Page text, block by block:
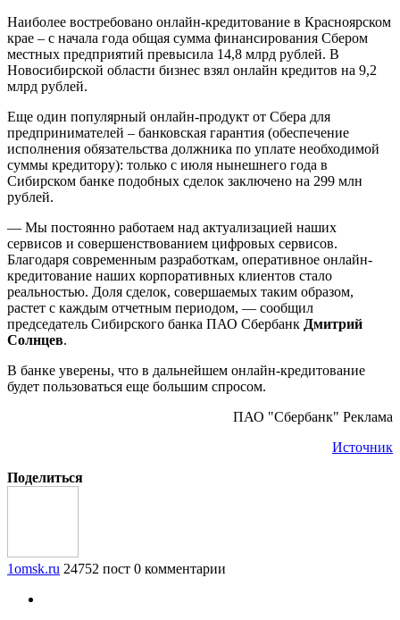
Наиболее востребовано онлайн-кредитование в Красноярском
крае – с начала года общая сумма финансирования Сбером
местных предприятий превысила 14,8 млрд рублей. В
Новосибирской области бизнес взял онлайн кредитов на 9,2
млрд рублей.
Еще один популярный онлайн-продукт от Сбера для
предпринимателей – банковская гарантия (обеспечение
исполнения обязательства должника по уплате необходимой
суммы кредитору): только с июля нынешнего года в
Сибирском банке подобных сделок заключено на 299 млн
рублей.
— Мы постоянно работаем над актуализацией наших
сервисов и совершенствованием цифровых сервисов.
Благодаря современным разработкам, оперативное онлайн-
кредитование наших корпоративных клиентов стало
реальностью. Доля сделок, совершаемых таким образом,
растет с каждым отчетным периодом, — сообщил
председатель Сибирского банка ПАО Сбербанк Дмитрий
Солнцев.
В банке уверены, что в дальнейшем онлайн-кредитование
будет пользоваться еще большим спросом.
ПАО "Сбербанк" Реклама
Источник
Поделиться
1omsk.ru 24752 пост 0 комментарии